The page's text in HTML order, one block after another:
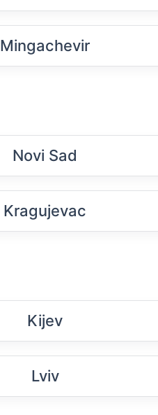
Mingachevir
Novi Sad
Kragujevac
Kijev
Lviv